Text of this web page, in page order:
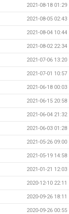
2021-08-18 01:29
2021-08-05 02:43
2021-08-04 10:44
2021-08-02 22:34
2021-07-06 13:20
2021-07-01 10:57
2021-06-18 00:03
2021-06-15 20:58
2021-06-04 21:32
2021-06-03 01:28
2021-05-26 09:00
2021-05-19 14:58
2021-01-21 12:03
2020-12-10 22:11
2020-09-26 18:11
2020-09-26 00:55